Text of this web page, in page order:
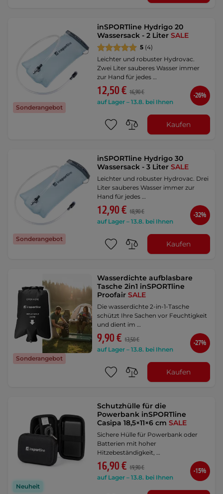
Sonderangebot
inSPORTline Hydrigo 20
Wassersack - 2 LiterSALE
5 (4)
Leichter und robuster Hydrovac.
Zwei Liter sauberes Wasser immer
zur Hand für jedes …
12,50 € 16,90 €
auf Lager – 13.8. bei Ihnen
-26%
Kaufen
Sonderangebot
inSPORTline Hydrigo 30
Wassersack - 3 LiterSALE
Leichter und robuster Hydrovac. Drei
Liter sauberes Wasser immer zur
Hand für jedes …
12,90 € 18,90 €
auf Lager – 13.8. bei Ihnen
-32%
Kaufen
Sonderangebot
Wasserdichte aufblasbare
Tasche 2in1 inSPORTline
ProofairSALE
Die wasserdichte 2-in-1-Tasche
schützt Ihre Sachen vor Feuchtigkeit
und dient im …
9,90 € 13,50 €
auf Lager – 13.8. bei Ihnen
-27%
Kaufen
Neuheit
Schutzhülle für die
Powerbank inSPORTline
Casipa 18,5×11×6 cmSALE
Sichere Hülle für Powerbank oder
Batterien mit hoher
Hitzebeständigkeit, …
16,90 € 19,90 €
auf Lager – 13.8. bei Ihnen
-15%